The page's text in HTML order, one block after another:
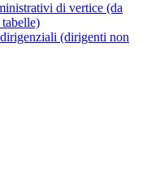
di vertice (da
(dirigenti non